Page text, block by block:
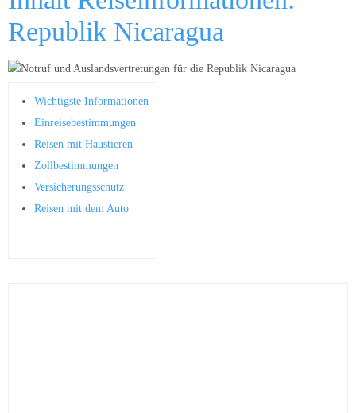
Republik Nicaragua
Wichtigste Informationen
Einreisebestimmungen
Reisen mit Haustieren
Zollbestimmungen
Versicherungsschutz
Reisen mit dem Auto